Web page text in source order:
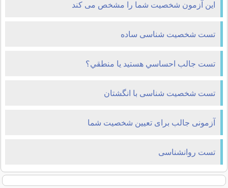
این آزمون شخصیت شما را مشخص می کند
تست شخصیت شناسی ساده
تست جالب احساسي هستيد يا منطقي؟
تست شخصیت شناسی با انگشتان
آزمونی جالب برای تعیین شخصیت شما
تست روانشناسی